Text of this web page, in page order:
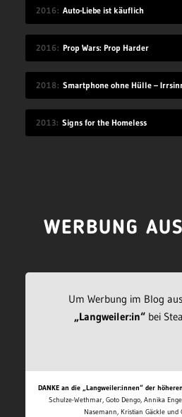
2016 Auto-Liebe ist käuflich
2016 Prop Wars: Prop Harder
2018
2013 Signs for the Homeless
WERBUNG
Um Werbung im Blog
„Langweiler:in“bei
DANKE an die „Langweiler:innen“ der
Schulze-Wethmar, Goto Dengo, Annika
Nasemann, Kristian Gäckle und